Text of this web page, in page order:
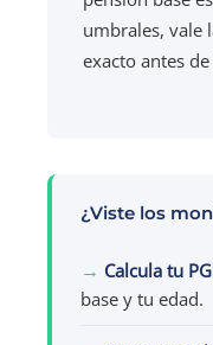
umbrales, vale
exacto antes
¿Viste los
→ Calcula tu
base y tu edad.